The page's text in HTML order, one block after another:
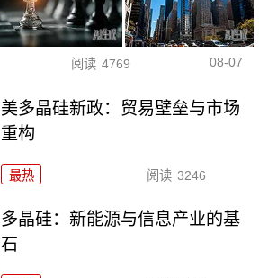
阅读 4769 08-07
美多晶硅新政：贸易壁垒与市场
重构
最热 阅读 3246
多晶硅：新能源与信息产业的基
石